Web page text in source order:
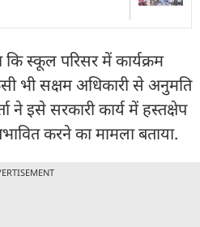
स्कूल परिसर में कार्यक्रम
भी सक्षम अधिकारी से अनुमति
ने इसे सरकारी कार्य में हस्तक्षेप
करने का मामला बताया.